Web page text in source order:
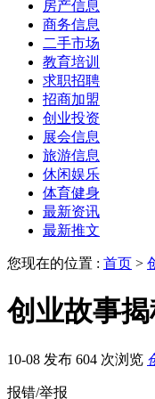
房产信息
商务信息
二手市场
教育培训
求职招聘
招商加盟
创业投资
展会信息
旅游信息
休闲娱乐
体育健身
最新资讯
最新推文
您现在的位置 : 首页 >
创业故事
10-08 发布 604 次浏览
报错/举报